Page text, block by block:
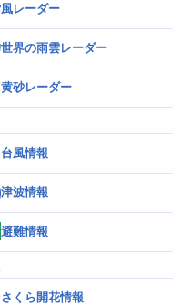
風レーダー
世界の雨雲レーダー
黄砂レーダー
台風情報
津波情報
避難情報
さくら開花情報